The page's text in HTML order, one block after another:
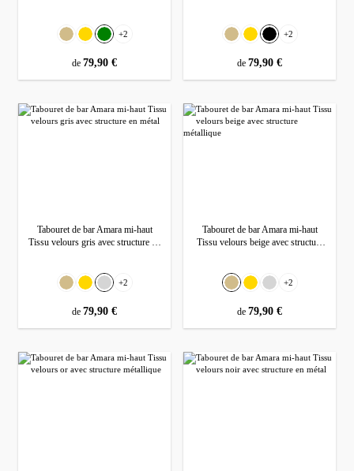
Sélectionnez
CouleurBeigeGoldVert
+2
prix régulier :
de 79,90 €
Sélectionnez
CouleurBeigeGoldNoir
+2
prix régulier :
de 79,90 €
Tabouret de bar Amara mi-haut
Tissu velours gris avec structure en
Sélectionnez
CouleurBeigeGoldGris
+2
prix régulier :
de 79,90 €
Tabouret de bar Amara mi-haut
Tissu velours beige avec structure
Sélectionnez
CouleurBeigeGoldGris
+2
prix régulier :
de 79,90 €